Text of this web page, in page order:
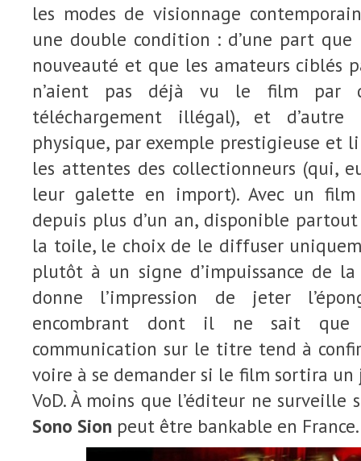
les modes de visionnage
une double condition : d’une part
nouveauté et que les amateurs ciblés
n’aient pas déjà vu le film par
téléchargement illégal), et
physique, par exemple prestigieuse et
les attentes des collectionneurs (qui,
leur galette en import). Avec un
depuis plus d’un an, disponible
la toile, le choix de le diffuser
plutôt à un signe d’impuissance de
donne l’impression de jeter
encombrant dont il ne sait que
communication sur le titre tend à
voire à se demander si le film sortira un
VoD. À moins que l’éditeur ne surveille
Sono Sion peut être bankable en France.